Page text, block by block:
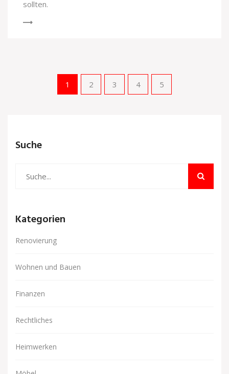
sollten.
1 2 3 4 5
Suche
Kategorien
Renovierung
Wohnen und Bauen
Finanzen
Rechtliches
Heimwerken